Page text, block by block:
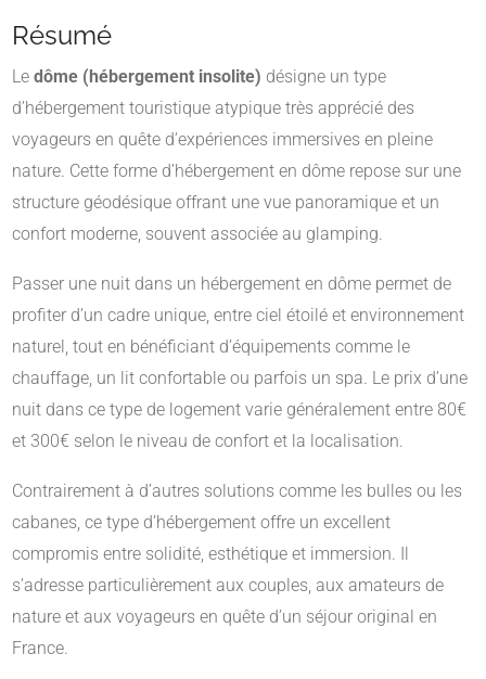
Résumé
Le dôme (hébergement insolite) désigne un type
d’hébergement touristique atypique très apprécié des
voyageurs en quête d’expériences immersives en pleine
nature. Cette forme d’hébergement en dôme repose sur une
structure géodésique offrant une vue panoramique et un
confort moderne, souvent associée au glamping.
Passer une nuit dans un hébergement en dôme permet de
profiter d’un cadre unique, entre ciel étoilé et environnement
naturel, tout en bénéficiant d’équipements comme le
chauffage, un lit confortable ou parfois un spa. Le prix d’une
nuit dans ce type de logement varie généralement entre 80€
et 300€ selon le niveau de confort et la localisation.
Contrairement à d’autres solutions comme les bulles ou les
cabanes, ce type d’hébergement offre un excellent
compromis entre solidité, esthétique et immersion. Il
s’adresse particulièrement aux couples, aux amateurs de
nature et aux voyageurs en quête d’un séjour original en
France.